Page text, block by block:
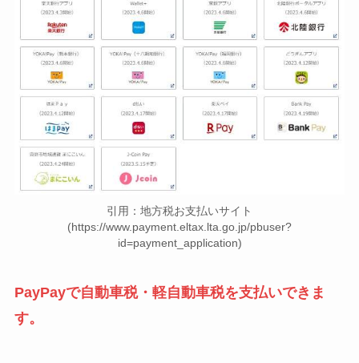
引用：地方税お支払いサイト
(https://www.payment.eltax.lta.go.jp/pbuser?
id=payment_application)
PayPayで自動車税・軽自動車税を支払いできま
す。